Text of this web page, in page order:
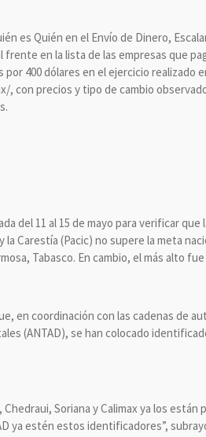
es Quién en el Envío de Dinero,
frente en la lista de las empresas que
por 400 dólares en el ejercicio realizado
con precios y tipo de cambio
del 11 al 15 de mayo para verificar
Carestía (Pacic) no supere la meta
Tabasco. En cambio, el más alto
en coordinación con las cadenas de
(ANTAD), se han colocado
Chedraui, Soriana y Calimax ya los
ya estén estos identificadores”,